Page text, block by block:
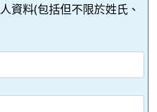
資料(包括但不限於姓氏、